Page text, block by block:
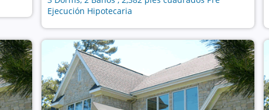
Ejecución Hipotecaria